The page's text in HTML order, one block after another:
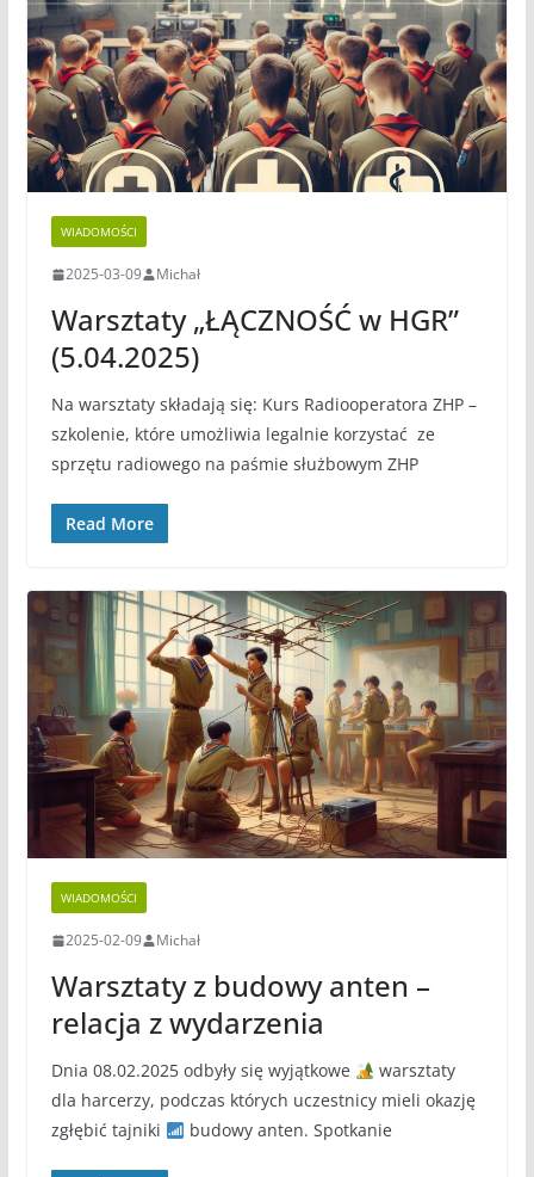
WIADOMOŚCI
2025-03-09 Michał
Warsztaty „ŁĄCZNOŚĆ w HGR”
(5.04.2025)
Na warsztaty składają się: Kurs Radiooperatora ZHP –
szkolenie, które umożliwia legalnie korzystać ze
sprzętu radiowego na paśmie służbowym ZHP
Read More
WIADOMOŚCI
2025-02-09 Michał
Warsztaty z budowy anten –
relacja z wydarzenia
Dnia 08.02.2025 odbyły się wyjątkowe
warsztaty
dla harcerzy, podczas których uczestnicy mieli okazję
zgłębić tajniki
budowy anten. Spotkanie